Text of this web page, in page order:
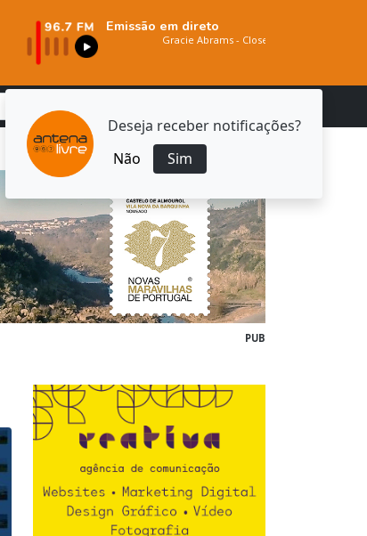
Deseja receber notificações?
Não
Sim
Emissão em direto
PUB